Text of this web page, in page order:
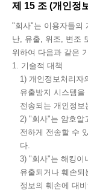
제 15 조 (개인정
"회사"는 이용자들의
난, 유출, 위조, 변조
위하여 다음과 같은
1. 기술적 대책
1) 개인정보처리자
유출방지 시스템
전송되는 개인정
2) "회사"는 암호알
전하게 전송할 수
다.
3) "회사"는 해킹이
유출되거나 훼손
정보의 훼손에 대